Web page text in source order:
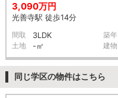
3,090万円
光善寺駅 徒歩14分
間取 3LDK 築年
土地 -㎡ 建物
同じ学区の物件はこちら